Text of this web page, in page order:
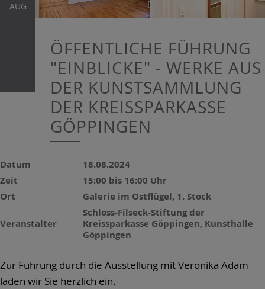
AUG
ÖFFENTLICHE FÜHRUNG
"EINBLICKE" - WERKE AUS
DER KUNSTSAMMLUNG
DER KREISSPARKASSE
GÖPPINGEN
Datum
18.08.2024
Zeit
15:00 bis 16:00 Uhr
Ort
Galerie im Ostflügel, 1. Stock
Veranstalter
Schloss-Filseck-Stiftung der
Kreissparkasse Göppingen, Kunsthalle
Göppingen
Zur Führung durch die Ausstellung mit Veronika Adam
laden wir Sie herzlich ein.